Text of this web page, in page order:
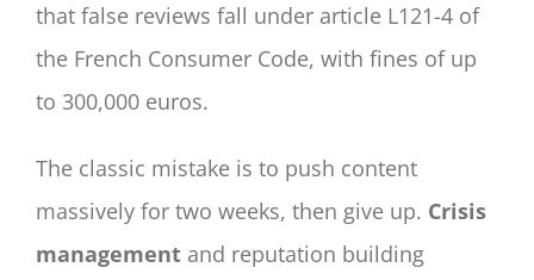
that false reviews fall under article L121-4 of
the French Consumer Code, with fines of up
to 300,000 euros.
The classic mistake is to push content
massively for two weeks, then give up. Crisis
management and reputation building